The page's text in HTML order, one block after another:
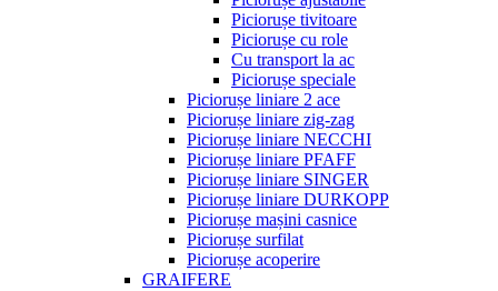
Piciorușe tivitoare
Piciorușe cu role
Cu transport la ac
Piciorușe speciale
Piciorușe liniare 2 ace
Piciorușe liniare zig-zag
Piciorușe liniare NECCHI
Piciorușe liniare PFAFF
Piciorușe liniare SINGER
Piciorușe liniare DURKOPP
Piciorușe mașini casnice
Piciorușe surfilat
Piciorușe acoperire
GRAIFERE